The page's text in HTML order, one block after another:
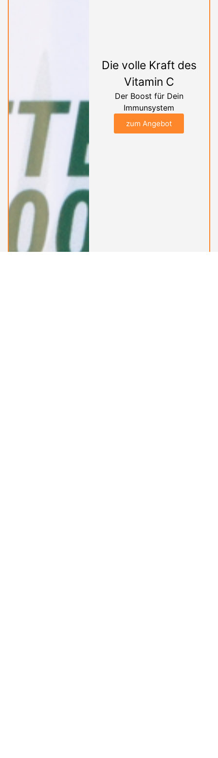
Die volle Kraft des
Vitamin C
Der Boost für Dein
Immunsystem
zum Angebot